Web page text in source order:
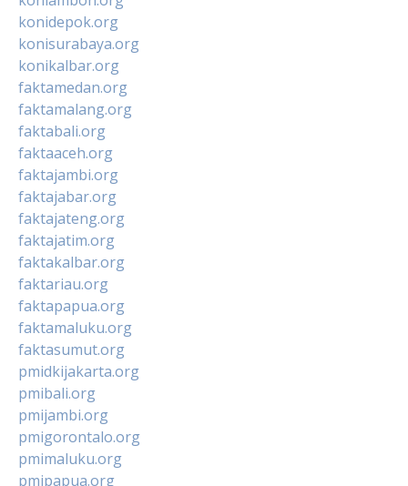
konidepok.org
konisurabaya.org
konikalbar.org
faktamedan.org
faktamalang.org
faktabali.org
faktaaceh.org
faktajambi.org
faktajabar.org
faktajateng.org
faktajatim.org
faktakalbar.org
faktariau.org
faktapapua.org
faktamaluku.org
faktasumut.org
pmidkijakarta.org
pmibali.org
pmijambi.org
pmigorontalo.org
pmimaluku.org
pmipapua.org